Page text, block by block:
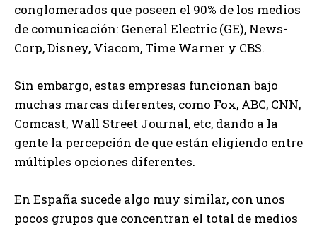
conglomerados que poseen el 90% de los medios
de comunicación: General Electric (GE), News-
Corp, Disney, Viacom, Time Warner y CBS.
Sin embargo, estas empresas funcionan bajo
muchas marcas diferentes, como Fox, ABC, CNN,
Comcast, Wall Street Journal, etc, dando a la
gente la percepción de que están eligiendo entre
múltiples opciones diferentes.
En España sucede algo muy similar, con unos
pocos grupos que concentran el total de medios